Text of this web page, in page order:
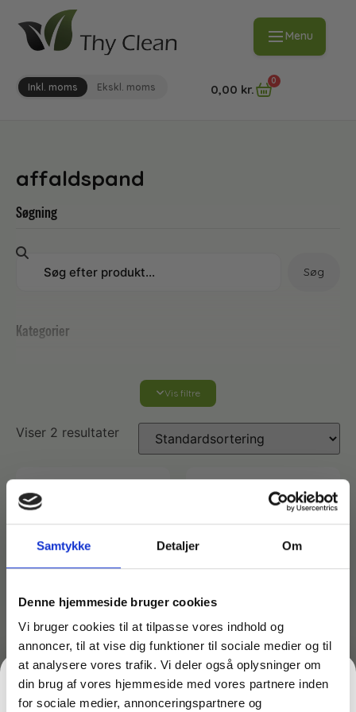
Samtykke Detaljer Om
Denne hjemmeside bruger cookies
Vi bruger cookies til at tilpasse vores indhold og
annoncer, til at vise dig funktioner til sociale medier og til
at analysere vores trafik. Vi deler også oplysninger om
din brug af vores hjemmeside med vores partnere inden
for sociale medier, annonceringspartnere og
Menu
Inkl. moms Ekskl. moms 0,00 kr.
0
affaldspand
Søgning
Søg
Kategorier
Affaldsposer og sække
Affaldsspande
Affaldsstativer
Gribetænger
Desinfektion af overflader
Desinfektionsmidler
Ecolab produkter
Desinfektion og rengøring
Ecolab Badeværelse
Ecolab Gulvrengøring
Handsker og værnemidler
Engangshandsker
Personlig hygiejne og pleje
Håndsæbe
Håndsprit
Rekvisitter til rengøring
Afstøver
Rengøring
Vis filtre
Viser 2 resultater
Minatol affaldsapande
Style 20 L – Med farvet
top til affaldssortering
Minatol affaldsspande
Style 20 liter med låg
209,00 kr.
167,20kr. ekskl. moms